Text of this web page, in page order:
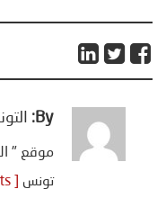
By:
موقع "
تونس